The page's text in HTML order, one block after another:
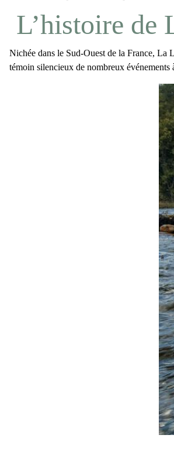
L’histoire de
Nichée dans le Sud-Ouest de la France, La
témoin silencieux de nombreux événements